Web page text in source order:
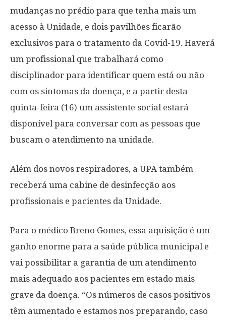
mudanças no prédio para que tenha mais um
acesso à Unidade, e dois pavilhões ficarão
exclusivos para o tratamento da Covid-19. Haverá
um profissional que trabalhará como
disciplinador para identificar quem está ou não
com os sintomas da doença, e a partir desta
quinta-feira (16) um assistente social estará
disponível para conversar com as pessoas que
buscam o atendimento na unidade.
Além dos novos respiradores, a UPA também
receberá uma cabine de desinfecção aos
profissionais e pacientes da Unidade.
Para o médico Breno Gomes, essa aquisição é um
ganho enorme para a saúde pública municipal e
vai possibilitar a garantia de um atendimento
mais adequado aos pacientes em estado mais
grave da doença. “Os números de casos positivos
têm aumentado e estamos nos preparando, caso